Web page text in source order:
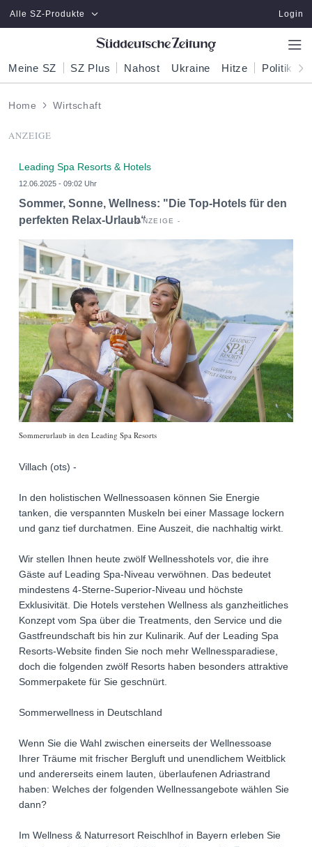
Zum Hauptinhalt springen
Alle SZ-Produkte Login
Meine SZ SZ Plus Nahost Ukraine Hitze Politik
Home Wirtschaft
ANZEIGE
Leading Spa Resorts & Hotels
12.06.2025 - 09:02 Uhr
Sommer, Sonne, Wellness: "Die Top-Hotels für den
perfekten Relax-Urlaub“
Sommerurlaub in den Leading Spa Resorts
Villach (ots) -
In den holistischen Wellnessoasen können Sie Energie
tanken, die verspannten Muskeln bei einer Massage lockern
und ganz tief durchatmen. Eine Auszeit, die nachhaltig wirkt.
Wir stellen Ihnen heute zwölf Wellnesshotels vor, die ihre
Gäste auf Leading Spa-Niveau verwöhnen. Das bedeutet
mindestens 4-Sterne-Superior-Niveau und höchste
Exklusivität. Die Hotels verstehen Wellness als ganzheitliches
Konzept vom Spa über die Treatments, den Service und die
Gastfreundschaft bis hin zur Kulinarik. Auf der Leading Spa
Resorts-Website finden Sie noch mehr Wellnessparadiese,
doch die folgenden zwölf Resorts haben besonders attraktive
Sommerpakete für Sie geschnürt.
Sommerwellness in Deutschland
Wenn Sie die Wahl zwischen einerseits der Wellnessoase
Ihrer Träume mit frischer Bergluft und unendlichem Weitblick
und andererseits einem lauten, überlaufenen Adriastrand
haben: Welches der folgenden Wellnessangebote wählen Sie
dann?
Im Wellness & Naturresort Reischlhof in Bayern erleben Sie